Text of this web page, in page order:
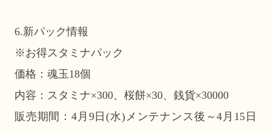
6.新パック情報
※お得スタミナパック
価格：魂玉18個
内容：スタミナ×300、桜餅×30、銭貨×30000
販売期間：4月9日(水)メンテナンス後～4月15日